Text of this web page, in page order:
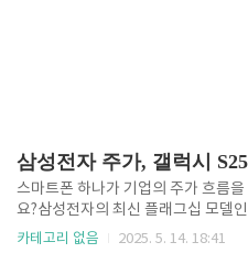
스마트폰 하나가 기업의 주가 흐름
요?삼성전자의 최신 플래그십 모델
가 바로 그 질문에 대한 흥미로운 답
카테고리 없음 2025. 5. 14. 18:41